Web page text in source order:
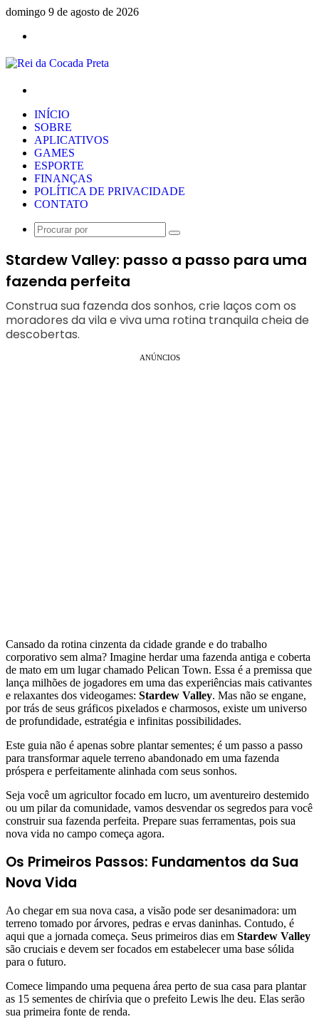
domingo 9 de agosto de 2026
INÍCIO
SOBRE
APLICATIVOS
GAMES
ESPORTE
FINANÇAS
POLÍTICA DE PRIVACIDADE
CONTATO
Procurar
Stardew Valley: passo a passo para uma
fazenda perfeita
Construa sua fazenda dos sonhos, crie laços com os
moradores da vila e viva uma rotina tranquila cheia de
descobertas.
ANÚNCIOS
Cansado da rotina cinzenta da cidade grande e do trabalho
corporativo sem alma? Imagine herdar uma fazenda antiga e coberta
de mato em um lugar chamado Pelican Town. Essa é a premissa que
lança milhões de jogadores em uma das experiências mais cativantes
e relaxantes dos videogames: Stardew Valley. Mas não se engane,
por trás de seus gráficos pixelados e charmosos, existe um universo
de profundidade, estratégia e infinitas possibilidades.
Este guia não é apenas sobre plantar sementes; é um passo a passo
para transformar aquele terreno abandonado em uma fazenda
próspera e perfeitamente alinhada com seus sonhos.
Seja você um agricultor focado em lucro, um aventureiro destemido
ou um pilar da comunidade, vamos desvendar os segredos para você
construir sua fazenda perfeita. Prepare suas ferramentas, pois sua
nova vida no campo começa agora.
Os Primeiros Passos: Fundamentos da Sua
Nova Vida
Ao chegar em sua nova casa, a visão pode ser desanimadora: um
terreno tomado por árvores, pedras e ervas daninhas. Contudo, é
aqui que a jornada começa. Seus primeiros dias em Stardew Valley
são cruciais e devem ser focados em estabelecer uma base sólida
para o futuro.
Comece limpando uma pequena área perto de sua casa para plantar
as 15 sementes de chirívia que o prefeito Lewis lhe deu. Elas serão
sua primeira fonte de renda.